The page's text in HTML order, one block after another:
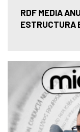
RDF MEDIA
ESTRUCTURA